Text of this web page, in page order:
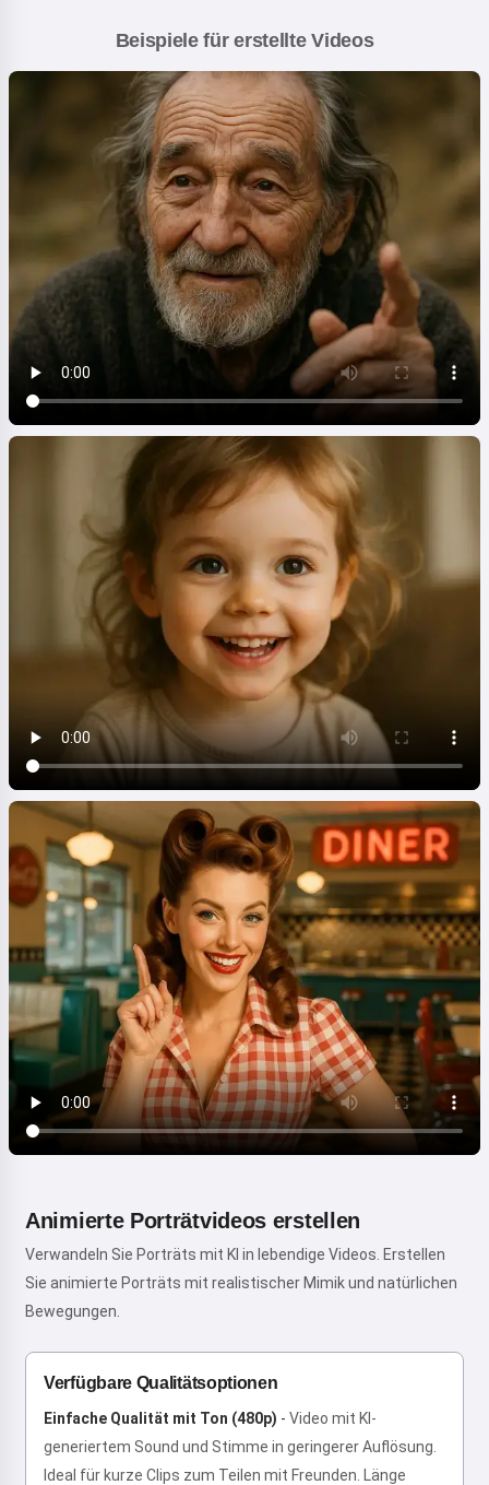
Beispiele für erstellte Videos
Animierte Porträtvideos erstellen
Verwandeln Sie Porträts mit KI in lebendige Videos. Erstellen
Sie animierte Porträts mit realistischer Mimik und natürlichen
Bewegungen.
Verfügbare Qualitätsoptionen
Einfache Qualität mit Ton (480p) - Video mit KI-
generiertem Sound und Stimme in geringerer Auflösung.
Ideal für kurze Clips zum Teilen mit Freunden. Länge